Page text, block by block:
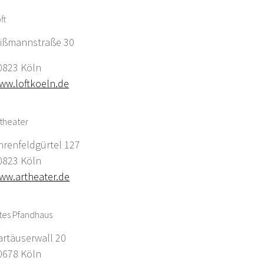
30
Köln
127
Köln
Pfandhaus
20
Köln